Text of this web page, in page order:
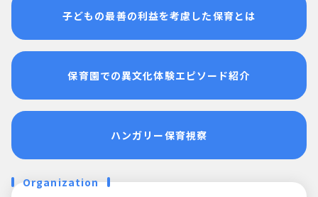
子どもの最善の利益を考慮した保育とは
保育園での異文化体験エピソード紹介
ハンガリー保育視察
Organization